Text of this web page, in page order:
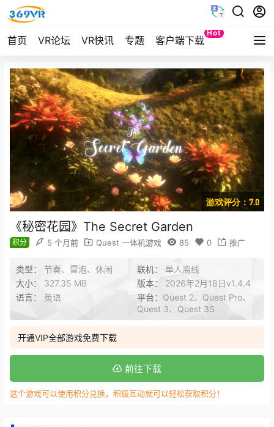
首页 VR论坛 VR快讯 专题 客户端下载
Hot
Quest
游戏评分：7.0
《秘密花园》The Secret Garden
积分 5 个月前 Quest 一体机游戏 85 0 推广
类型： 节奏、冒泡、休闲 联机： 单人离线
大小： 327.35 MB 版本： 2026年2月18日v1.4.4
语言： 英语 平台： Quest 2、Quest Pro、
Quest 3、Quest 3S
开通VIP全部游戏免费下载
前往下载
这个游戏可以使用积分兑换，积极互动就可以轻松获取积分！